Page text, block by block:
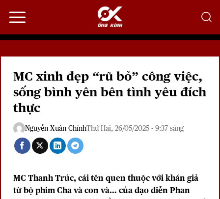
qua
dung
MC xinh đẹp “rũ bỏ” công việc,
sống bình yên bên tình yêu đích
thực
Nguyễn Xuân ChínhThứ Hai, 26/05/2025 - 9:37 sáng
MC Thanh Trúc, cái tên quen thuộc với khán giả
từ bộ phim Cha và con và… của đạo diễn Phan